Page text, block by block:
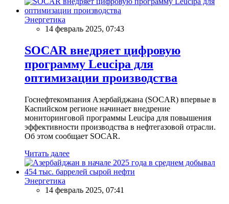
Энергетика
14 февраль 2025, 07:43
SOCAR внедряет цифровую
программу Leucipa для
оптимизации производства
Госнефтекомпания Азербайджана (SOCAR) впервые в
Каспийском регионе начинает внедрение
мониторинговой программы Leucipa для повышения
эффективности производства в нефтегазовой отрасли.
Об этом сообщает SOCAR.
Читать далее
Энергетика
14 февраль 2025, 07:41